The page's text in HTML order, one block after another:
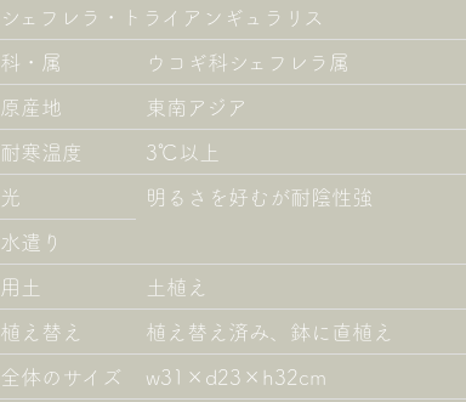
シェフレラ・トライアンギュラリス
科・属
ウコギ科シェフレラ属
原産地
東南アジア
耐寒温度
3℃以上
光
明るさを好むが耐陰性強
水遣り
用土
土植え
植え替え
植え替え済み、鉢に直植え
全体のサイズ
w31×d23×h32cm